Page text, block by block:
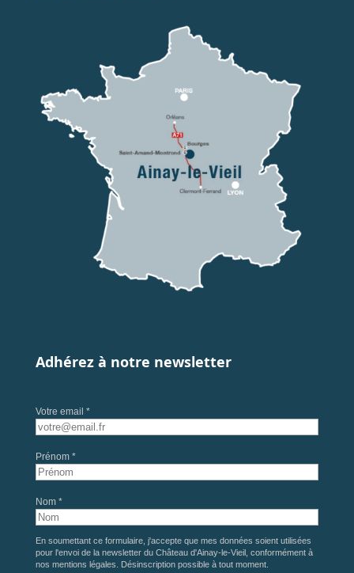
Adhérez à notre newsletter
Votre email *
Prénom *
Nom *
En soumettant ce formulaire, j'accepte que mes données soient utilisées
pour l'envoi de la newsletter du Château d'Ainay-le-Vieil, conformément à
nos mentions légales . Désinscription possible à tout moment.